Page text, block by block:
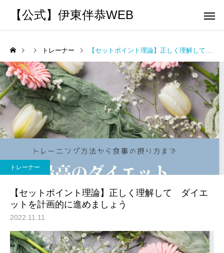
【公式】伊東伴恭WEB
トレーナーとして 個別トレー
出張 講演 セミナー 運動・体操
パーソナルトレーニ
キックボクシングで本当に
痩せますか？｜元日本王者
で答えます
パーソナルトレーニ
パーソナルトレーナー
び方｜失敗しない7つ
解説
トレーナー 【セットポイント理論】正しく理解して ダイエットを計画的に進めましょう
トレーナー
【セットポイント理論】正しく理解して ダイエ
ットを計画的に進めましょう
2022.11.11